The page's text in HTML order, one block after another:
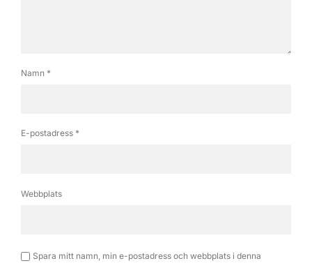
Namn *
E-postadress *
Webbplats
Spara mitt namn, min e-postadress och webbplats i denna